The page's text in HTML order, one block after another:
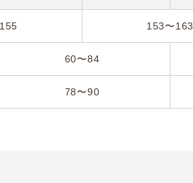
153〜163
60〜84
78〜90